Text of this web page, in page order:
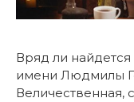
Вряд ли
имени Людмилы
Величественная,